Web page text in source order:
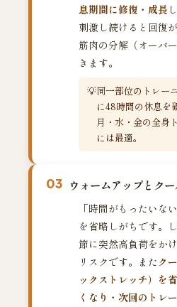
息期間に修復・成長
刺激し続けると回復
筋肉の分解（オーバ
きます。
同一部位のトレー
に48時間の休息を
月・水・金の全身
には最適。
03 ウォームアップとク
「時間がもったいな
を省略しがちです。
節に突然高負荷をか
リスクです。またク
ックストレッチ）を
くなり・次回のトレ